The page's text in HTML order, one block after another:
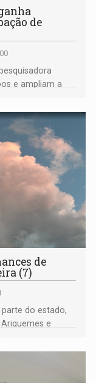
de
e ampliam a
de
(7)
do estado,
e